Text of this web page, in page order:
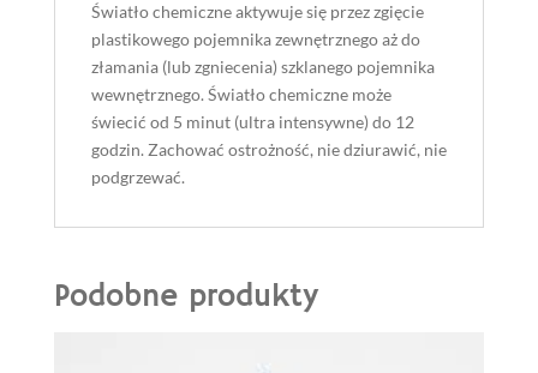
Światło chemiczne aktywuje się przez zgięcie
plastikowego pojemnika zewnętrznego aż do
złamania (lub zgniecenia) szklanego pojemnika
wewnętrznego. Światło chemiczne może
świecić od 5 minut (ultra intensywne) do 12
godzin. Zachować ostrożność, nie dziurawić, nie
podgrzewać.
Podobne produkty